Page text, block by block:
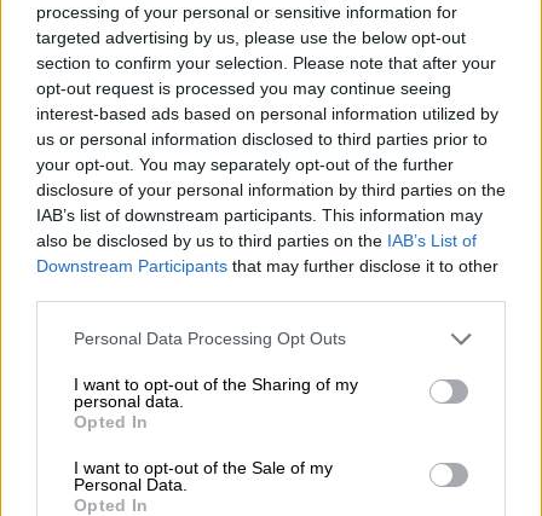
processing of your personal or sensitive information for
targeted advertising by us, please use the below opt-out
section to confirm your selection. Please note that after your
opt-out request is processed you may continue seeing
interest-based ads based on personal information utilized by
us or personal information disclosed to third parties prior to
your opt-out. You may separately opt-out of the further
disclosure of your personal information by third parties on the
IAB’s list of downstream participants. This information may
also be disclosed by us to third parties on the IAB’s List of
Downstream Participants that may further disclose it to other
Please note that this website/app uses one or more Google
not limited to your visit or usage behaviour. You may click to
grant or deny consent to Google and its third-party tags to
use your data for below specified purposes in below Google
consent section.
Personal Data Processing Opt Outs
I want to opt-out of the Sharing of my
personal data.
Opted In
I want to opt-out of the Sale of my
Personal Data.
Opted In
«Έχω χάσει μόνο οκτώ ημέρες σε 50 χρόνια,
κάτι που είναι πρωτοφανές. Και όπως είπα,
μετράω κάθεBig Mac . Έχω μετρήσει κάθε
Big Mac που έχω φάει σε όλη μου τη ζωή»,
δήλωσε ο Gorske. Και όπως προκύπτει από
την καταμέτρηση, οDon Gorskeέχει
καταναλώσει 32,943 μπέργκερς!
«Σε όλη μου τη ζωή εδώ, πολλοί άνθρωποι
έλεγαν: 'Θα πεθάνεις πριν φτάσεις τα 50
χρόνια που τρως Big Macs'. Υποθέτω ότι
Στις 4 Αυγούστου, ο μεγαλύτερος φαν